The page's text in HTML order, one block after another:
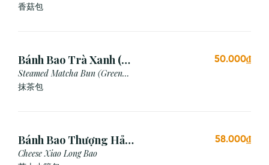
香菇包
Bánh Bao Trà Xanh (3
Cái)
Steamed Matcha Bun (Green
Tea Bun)
抹茶包
50.000₫
Bánh Bao Thượng Hải
Phô Mai (3 Viên)
Cheese Xiao Long Bao
58.000₫